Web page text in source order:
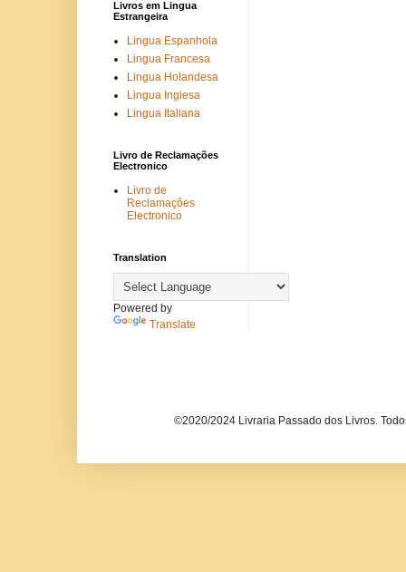
Livros em Lingua
Estrangeira
Lingua Espanhola
Lingua Francesa
Lingua Holandesa
Lingua Inglesa
Lingua Italiana
Livro de Reclamações
Electronico
Livro de
Reclamações
Electronico
Translation
Powered by
Translate
©2020/2024 Livraria Passado dos Livros.